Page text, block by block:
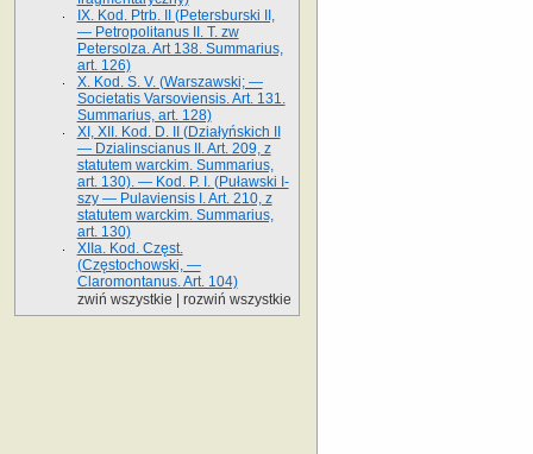
IX. Kod. Ptrb. II (Petersburski II,
— Petropolitanus II. T. zw
Petersolza. Art 138. Summarius,
art. 126)
X. Kod. S. V. (Warszawski; —
Societatis Varsoviensis. Art. 131.
Summarius, art. 128)
XI, XII. Kod. D. II (Działyńskich II
— Dzialinscianus II. Art. 209, z
statutem warckim. Summarius,
art. 130). — Kod. P. I. (Puławski I-
szy — Pulaviensis I. Art. 210, z
statutem warckim. Summarius,
art. 130)
XIIa. Kod. Częst.
(Częstochowski, —
Claromontanus. Art. 104)
zwiń wszystkie
rozwiń wszystkie